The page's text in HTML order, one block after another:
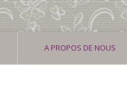
A PROPOS DE NOUS